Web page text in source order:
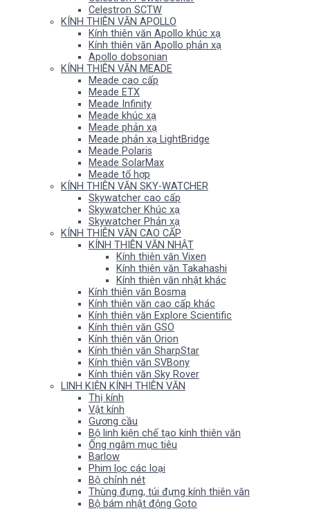
Celestron SCTW
KÍNH THIÊN VĂN APOLLO
Kính thiên văn Apollo khúc xạ
Kính thiên văn Apollo phản xạ
Apollo dobsonian
KÍNH THIÊN VĂN MEADE
Meade cao cấp
Meade ETX
Meade Infinity
Meade khúc xạ
Meade phản xạ
Meade phản xạ LightBridge
Meade Polaris
Meade SolarMax
Meade tổ hợp
KÍNH THIÊN VĂN SKY-WATCHER
Skywatcher cao cấp
Skywatcher Khúc xạ
Skywatcher Phản xạ
KÍNH THIÊN VĂN CAO CẤP
KÍNH THIÊN VĂN NHẬT
Kính thiên văn Vixen
Kính thiên văn Takahashi
Kính thiên văn nhật khác
Kính thiên văn Bosma
Kính thiên văn cao cấp khác
Kính thiên văn Explore Scientific
Kính thiên văn GSO
Kính thiên văn Orion
Kính thiên văn SharpStar
Kính thiên văn SVBony
Kính thiên văn Sky Rover
LINH KIỆN KÍNH THIÊN VĂN
Thị kính
Vật kính
Gương cầu
Bộ linh kiện chế tạo kính thiên văn
Ống ngắm mục tiêu
Barlow
Phim lọc các loại
Bộ chỉnh nét
Thùng đựng, túi đựng kính thiên văn
Bộ bám nhật động Goto